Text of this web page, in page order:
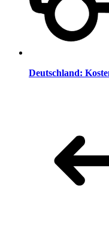
Deutschland: